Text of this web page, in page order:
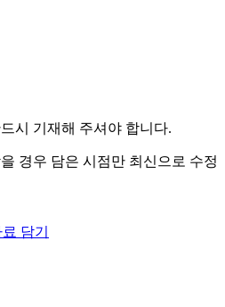
시 기재해 주셔야 합니다.
경우 담은 시점만 최신으로 수정
담기